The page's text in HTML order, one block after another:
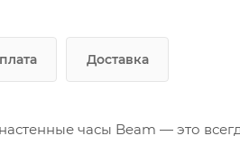
Доставка
часы Beam — это